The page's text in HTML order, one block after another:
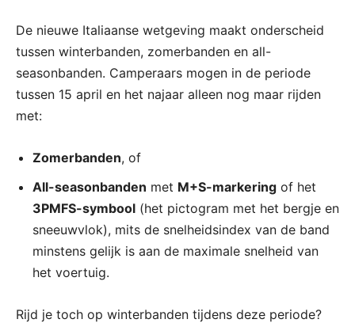
De nieuwe Italiaanse wetgeving maakt onderscheid
tussen winterbanden, zomerbanden en all-
seasonbanden. Camperaars mogen in de periode
tussen 15 april en het najaar alleen nog maar rijden
met:
Zomerbanden, of
All-seasonbanden met M+S-markering of het
3PMFS-symbool (het pictogram met het bergje en
sneeuwvlok), mits de snelheidsindex van de band
minstens gelijk is aan de maximale snelheid van
het voertuig.
Rijd je toch op winterbanden tijdens deze periode?